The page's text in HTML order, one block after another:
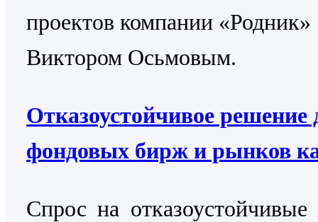
проектов компании «Родник»
Виктором Осьмовым.
Отказоустойчивое решение
фондовых бирж и рынков
Cпрос на